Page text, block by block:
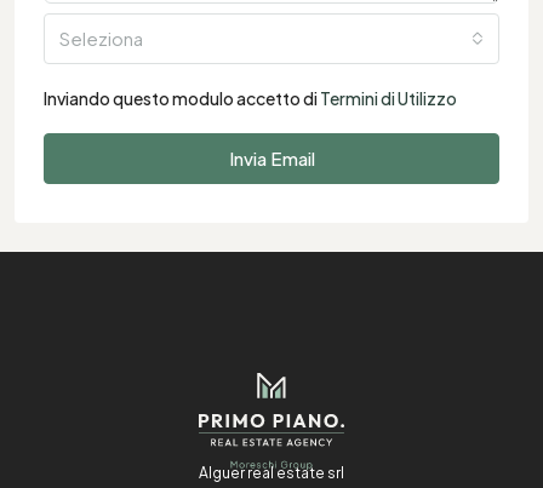
Seleziona
Inviando questo modulo accetto di Termini di Utilizzo
Invia Email
Alguer real estate srl